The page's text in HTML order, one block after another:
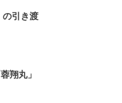
の引き渡
翔丸」